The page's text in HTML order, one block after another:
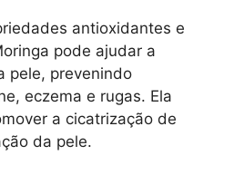
antioxidantes e
pode ajudar a
pele, prevenindo
eczema e rugas. Ela
a cicatrização de
da pele.